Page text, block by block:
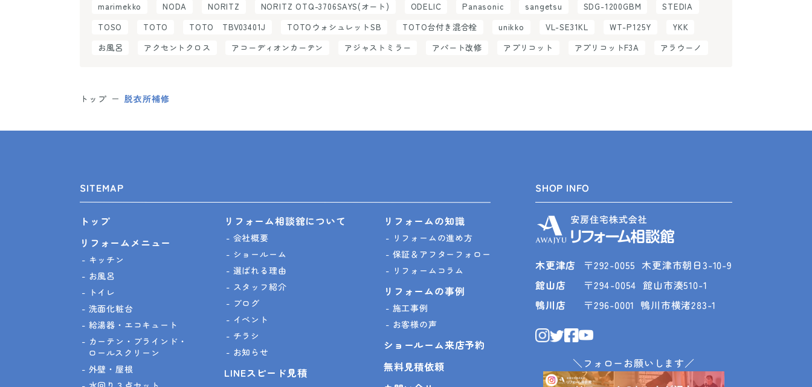
marimekko
NODA NORITZ NORITZ OTQ-3706SAYS(オート) ODELIC Panasonic sangetsu SDG-1200GBM
STEDIA
TOSO
TOTO TOTO TBV03401J TOTOウォシュレットSB TOTO台付き混合栓 unikko VL-SE31KL WT-P125Y
YKK
お風呂
アクセントクロス アコーディオンカーテン アジャストミラー アパート改修 アプリコット アプリコットF3A アラウーノ
トップ 脱衣所補修
SITEMAP
トップ
リフォームメニュー
キッチン
お風呂
トイレ
洗面化粧台
給湯器・エコキュート
カーテン・ブラインド・
ロールスクリーン
外壁・屋根
リフォーム相談舘について
会社概要
ショールーム
選ばれる理由
スタッフ紹介
ブログ
イベント
チラシ
お知らせ
LINEスピード見積
リフォームの知識
リフォームの進め方
保証＆アフターフォロー
リフォームコラム
リフォームの事例
施工事例
お客様の声
ショールーム来店予約
無料見積依頼
SHOP INFO
木更津店 〒292-0055 木更津市朝日3-10-9
館山店 〒294-0054 館山市湊510-1
鴨川店 〒296-0001 鴨川市横渚283-1
＼フォローお願いします／